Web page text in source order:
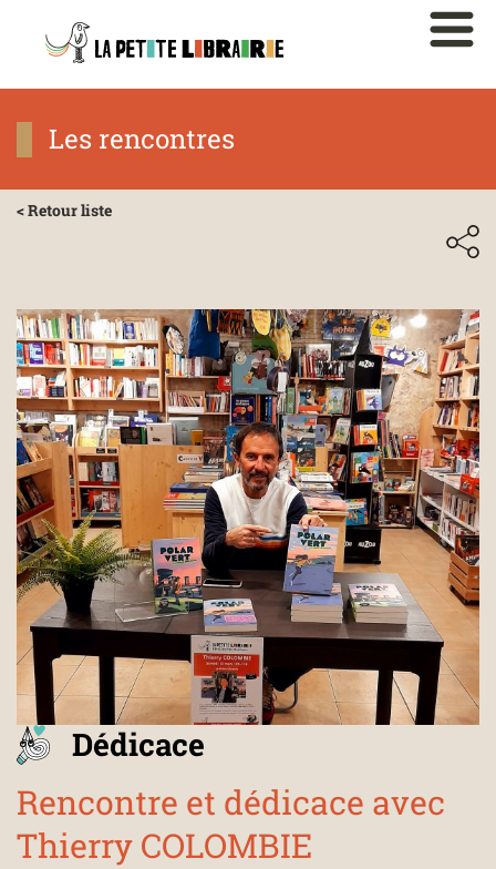
Les rencontres
< Retour liste
Dédicace
Rencontre et dédicace avec
Thierry COLOMBIE